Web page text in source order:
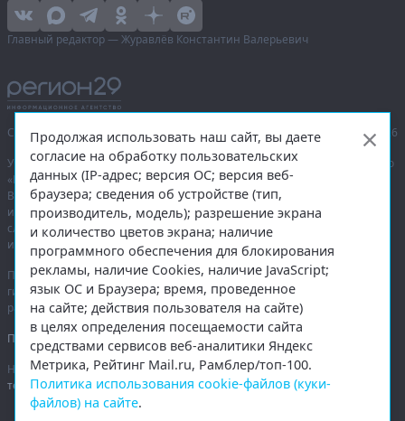
Главный редактор — Журавлёв Константин Валерьевич
Сетевое издание «Информационное агентство Регион 29»,
© 2016–2026
Учредитель — общество с ограниченной ответственностью «Агентство
«Правда Севера».
Выписка из реестра зарегистрированных средств массовой
информации:ЭЛ № ФС 77-74226от 09.11.2018 выдано Федеральной
службой по надзору в сфере связи, информационных технологий
и массовых коммуникаций (Роскомнадзор).
При полном или частичном использовании любых материалов
гиперссылка на region29.ruобязательна. Копирование материалов без
разрешения администрации сайта запрещено.
Правовая информация
На информационном ресурсе применяютсярекомендательные
технологии.
Продолжая использовать наш сайт, вы даете
согласие на обработку пользовательских
данных (IP-адрес; версия ОС; версия веб-
браузера; сведения об устройстве (тип,
производитель, модель); разрешение экрана
и количество цветов экрана; наличие
программного обеспечения для блокирования
рекламы, наличие Cookies, наличие JavaScript;
язык ОС и Браузера; время, проведенное
на сайте; действия пользователя на сайте)
в целях определения посещаемости сайта
средствами сервисов веб-аналитики Яндекс
Метрика, Рейтинг Mail.ru, Рамблер/топ-100.
Политика использования cookie-файлов (куки-
файлов) на сайте.